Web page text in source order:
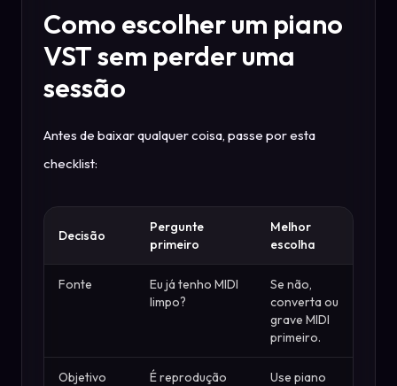
Como escolher um piano
VST sem perder uma
sessão
Antes de baixar qualquer coisa, passe por esta
checklist:
Decisão
Pergunte
primeiro
Melhor
escolha
Fonte
Eu já tenho MIDI
limpo?
Se não,
converta ou
grave MIDI
primeiro.
Objetivo
É reprodução
Use piano